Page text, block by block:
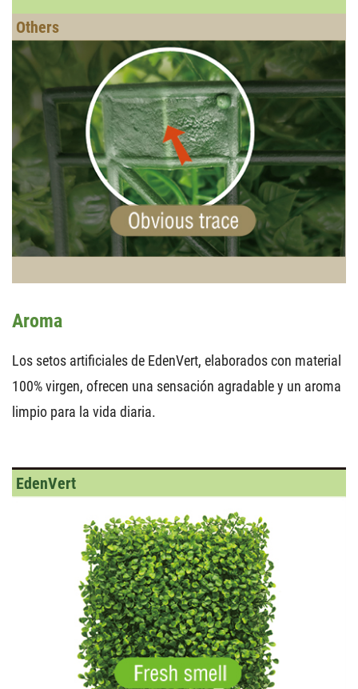
Aroma
Los setos artificiales de EdenVert, elaborados con material
100% virgen, ofrecen una sensación agradable y un aroma
limpio para la vida diaria.